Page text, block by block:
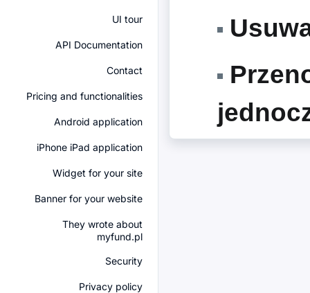
UI tour
API Documentation
Contact
Pricing and functionalities
Android application
iPhone iPad application
Widget for your site
Banner for your website
They wrote about
myfund.pl
Security
Privacy policy